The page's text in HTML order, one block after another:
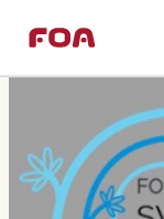
til
hovedindhold
til
hovedmenu
menu
FOA Odense